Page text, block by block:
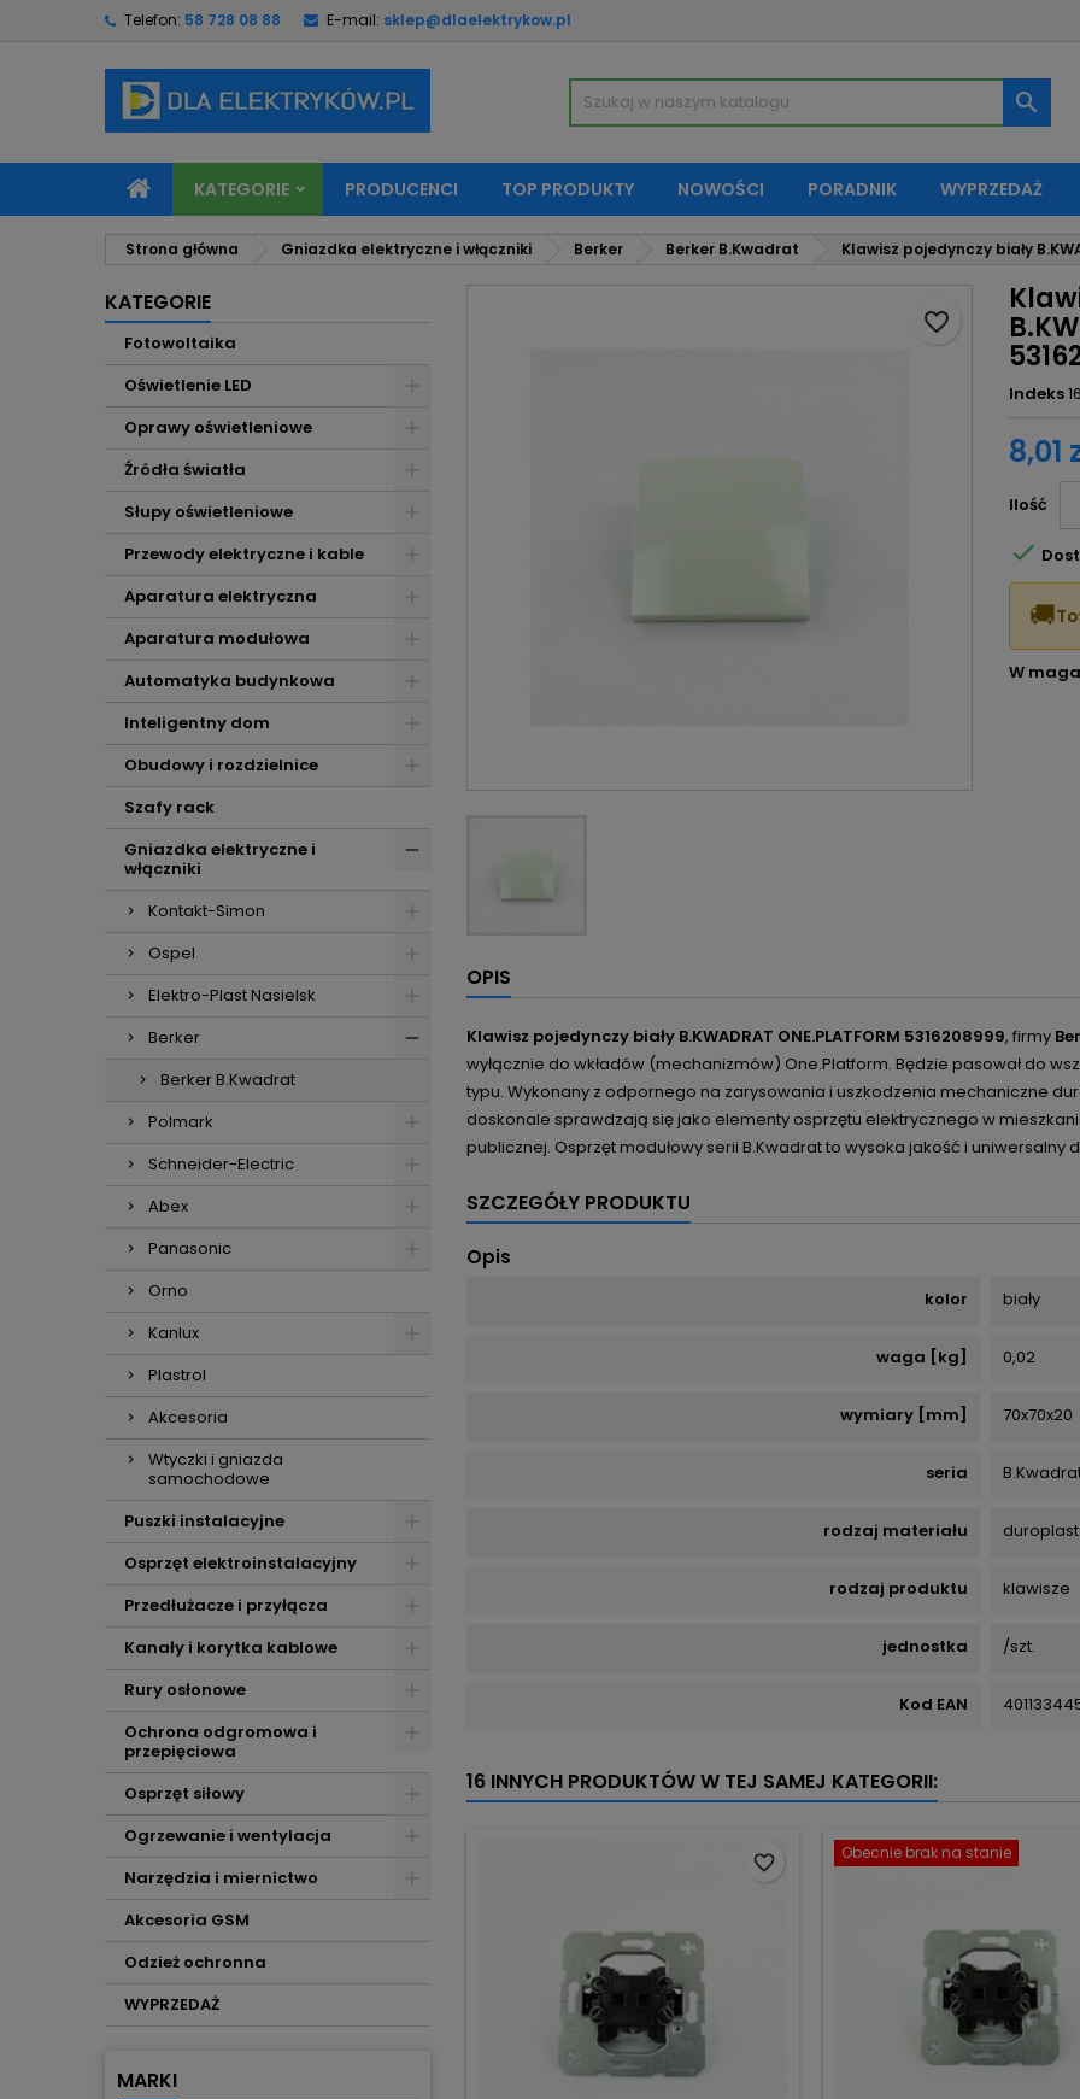
Telefon: 58 728 08 88 E-mail: sklep@dlaelektrykow.pl

KATEGORIE PRODUCENCI TOP PRODUKTY NOWOŚCI PORADNIK WYPRZEDAŻ
Strona główna Gniazdka elektryczne i włączniki Berker Berker B.Kwadrat Klawisz pojedynczy biały
KATEGORIE
Fotowoltaika
Oświetlenie LED
Oprawy oświetleniowe
Źródła światła
Słupy oświetleniowe
Przewody elektryczne i kable
Aparatura elektryczna
Aparatura modułowa
Automatyka budynkowa
Inteligentny dom
Obudowy i rozdzielnice
Szafy rack
Gniazdka elektryczne i
włączniki
Kontakt-Simon
Ospel
Elektro-Plast Nasielsk
Berker
Berker B.Kwadrat
Polmark
Schneider-Electric
Abex
Panasonic
Orno
Kanlux
Plastrol
Akcesoria
Wtyczki i gniazda
samochodowe
Puszki instalacyjne
Osprzęt elektroinstalacyjny
Przedłużacze i przyłącza
Kanały i korytka kablowe
Rury osłonowe
Ochrona odgromowa i
przepięciowa
Osprzęt siłowy
Ogrzewanie i wentylacja
Narzędzia i miernictwo
Akcesoria GSM
Odzież ochronna
WYPRZEDAŻ
MARKI
Indeks
8,01
Ilość
favorite_border

🚚
W
OPIS
Klawisz pojedynczy biały B.KWADRAT ONE.PLATFORM 5316208999, firmy
wyłącznie do wkładów (mechanizmów) One.Platform. Będzie pasował do
typu. Wykonany z odpornego na zarysowania i uszkodzenia mechaniczne
doskonale sprawdzają się jako elementy osprzętu elektrycznego w
publicznej. Osprzęt modułowy serii B.Kwadrat to wysoka jakość i uniwersalny
SZCZEGÓŁY PRODUKTU
Opis
kolor biały
waga [kg] 0,02
wymiary [mm] 70x70x20
seria
rodzaj materiału duroplast
rodzaj produktu klawisze
jednostka /szt.
Kod EAN
16 INNYCH PRODUKTÓW W TEJ SAMEJ KATEGORII:
favorite_border Obecnie brak na stanie
Moje listy życzeń
Utwórz nową listę
Utwórz listę życzeń
Utwórz listę życzeń
Zaloguj się
Musisz być zalogowany by zapisać produkty na swojej liście życzeń.